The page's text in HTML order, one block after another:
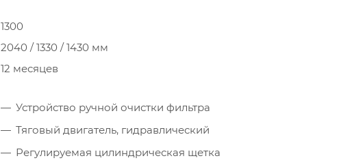
1300
2040 / 1330 / 1430 мм
12 месяцев
Устройство ручной очистки фильтра
Тяговый двигатель, гидравлический
Регулируемая цилиндрическая щетка